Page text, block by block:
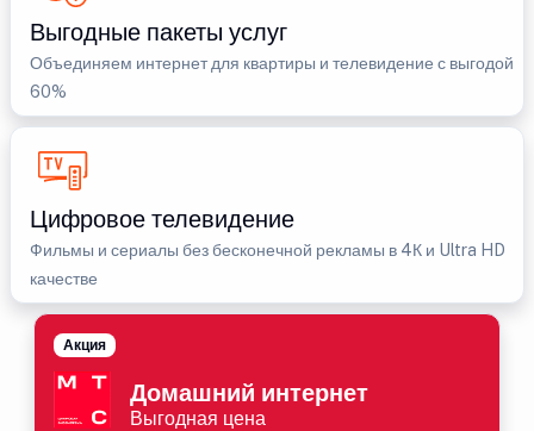
Выгодные пакеты услуг
Объединяем интернет для квартиры и телевидение с выгодой
60%
Цифровое телевидение
Фильмы и сериалы без бесконечной рекламы в 4К и Ultra HD
качестве
Домашний интернет
Выгодная цена
Акция